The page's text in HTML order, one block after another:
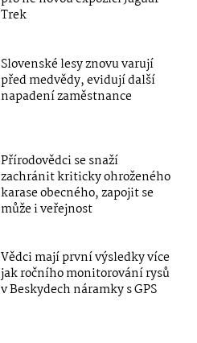
Trek
Slovenské lesy znovu varují
před medvědy, evidují další
napadení zaměstnance
Přírodovědci se snaží
zachránit kriticky ohroženého
karase obecného, zapojit se
může i veřejnost
Vědci mají první výsledky více
jak ročního monitorování rysů
v Beskydech náramky s GPS